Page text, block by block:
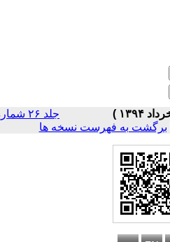
جلد ۲۶ شماره
برگشت به فهرست نسخه ها